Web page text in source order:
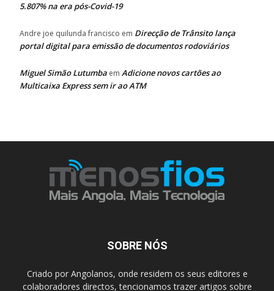
5.807% na era pós-Covid-19
Andre joe quilunda francisco em Direcção de Trânsito lança
portal digital para emissão de documentos rodoviários
Miguel Simão Lutumba em Adicione novos cartões ao
Multicaixa Express sem ir ao ATM
SOBRE NÓS
Criado por Angolanos, onde residem os seus editores e
colaboradores directos, tencionamos trazer artigos sobre